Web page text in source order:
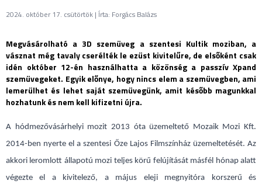
2024. október 17. csütörtök | Írta: Forgács Balázs
Megvásárolható a 3D szemüveg a szentesi Kultik moziban, a
vásznat még tavaly cserélték le ezüst kivitelűre, de elsőként csak
idén október 12-én használhatta a közönség a passzív Xpand
szemüvegeket. Egyik előnye, hogy nincs elem a szemüvegben, ami
lemerülhet és lehet saját szemüvegünk, amit később magunkkal
hozhatunk és nem kell kifizetni újra.
A hódmezővásárhelyi mozit 2013 óta üzemeltető Mozaik Mozi Kft.
2014-ben nyerte el a szentesi Őze Lajos Filmszínház üzemeltetését. Az
akkori leromlott állapotú mozi teljes körű felújítását másfél hónap alatt
végezte el a kivitelező, a május eleji megnyitóra korszerű és